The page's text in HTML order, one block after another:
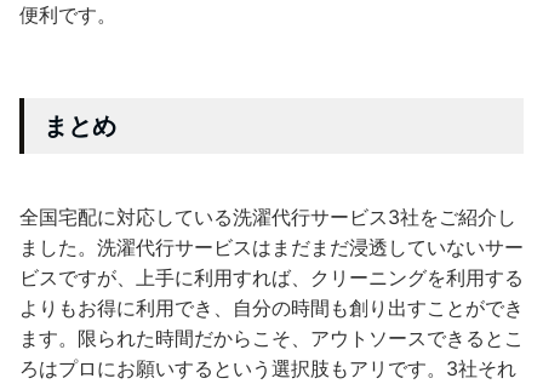
便利です。
まとめ
全国宅配に対応している洗濯代行サービス3社をご紹介し
ました。洗濯代行サービスはまだまだ浸透していないサー
ビスですが、上手に利用すれば、クリーニングを利用する
よりもお得に利用でき、自分の時間も創り出すことができ
ます。限られた時間だからこそ、アウトソースできるとこ
ろはプロにお願いするという選択肢もアリです。3社それ